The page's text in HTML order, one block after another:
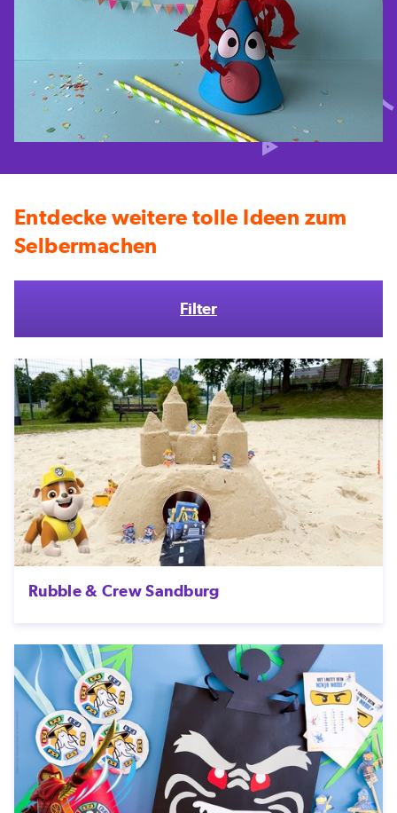
Entdecke weitere tolle Ideen zum
Selbermachen
Filter
Rubble & Crew Sandburg